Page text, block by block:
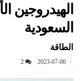
الهيدروجين
السعودية
الطاقة
2023-07-06
2